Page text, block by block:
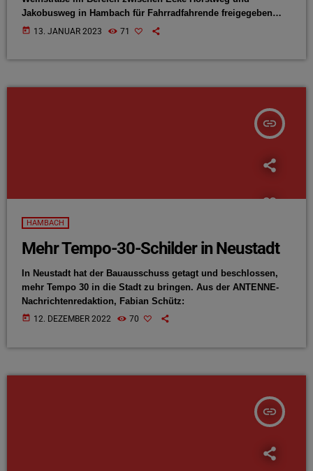
Jakobusweg in Hambach für Fahrradfahrende freigegeben
werden kann. So der Hambacher Ortsbeirat. Hintergrund ist
today 13. JANUAR 2023 71
insert_link
HAMBACH
Mehr Tempo-30-Schilder in Neustadt
In Neustadt hat der Bauausschuss getagt und beschlossen,
mehr Tempo 30 in die Stadt zu bringen. Aus der ANTENNE-
Nachrichtenredaktion, Fabian Schütz:
today 12. DEZEMBER 2022 70
insert_link